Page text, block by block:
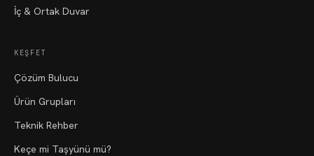
İç & Ortak Duvar
KEŞFET
Çözüm Bulucu
Ürün Grupları
Teknik Rehber
Keçe mi Taşyünü mü?